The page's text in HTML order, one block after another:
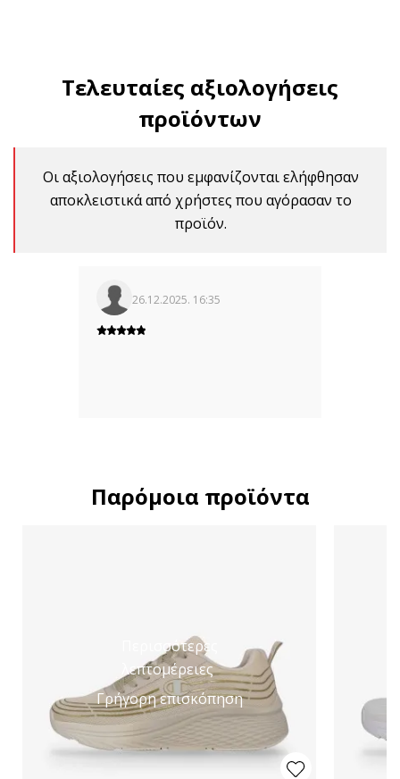
Τελευταίες αξιολογήσεις
προϊόντων
Οι αξιολογήσεις που εμφανίζονται ελήφθησαν
αποκλειστικά από χρήστες που αγόρασαν το
προϊόν.
26.12.2025. 16:35
Παρόμοια προϊόντα
Περισσότερες
λεπτομέρειες
Γρήγορη επισκόπηση